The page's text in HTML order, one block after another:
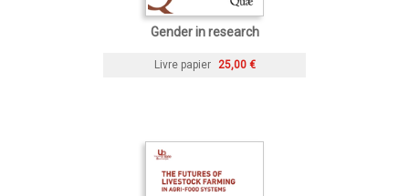
Gender in research
Livre papier 25,00 €